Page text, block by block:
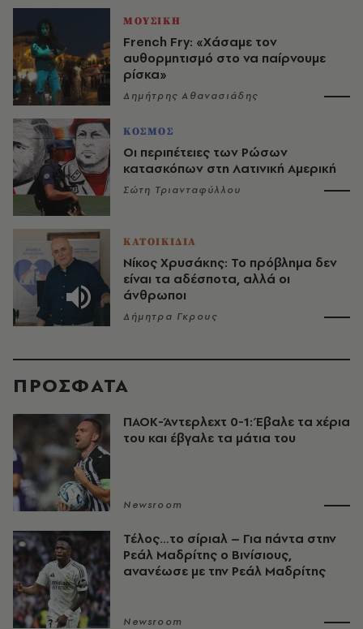
ΜΟΥΣΙΚΗ
French Fry: «Χάσαμε τον
αυθορμητισμό στο να παίρνουμε
ρίσκα»
Δημήτρης Αθανασιάδης
ΚΟΣΜΟΣ
Οι περιπέτειες των Ρώσων
κατασκόπων στη Λατινική Αμερική
Σώτη Τριανταφύλλου
ΚΑΤΟΙΚΙΔΙΑ
Νίκος Χρυσάκης: Το πρόβλημα δεν
είναι τα αδέσποτα, αλλά οι
άνθρωποι
Δήμητρα Γκρους
ΠΡΟΣΦΑΤΑ
ΠΑΟΚ-Άντερλεχτ 0-1: Έβαλε τα χέρια
του και έβγαλε τα μάτια του
Newsroom
Τέλος…το σίριαλ – Για πάντα στην
Ρεάλ Μαδρίτης ο Βινίσιους,
ανανέωσε με την Ρεάλ Μαδρίτης
Newsroom